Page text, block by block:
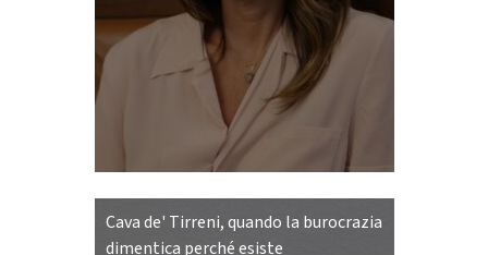
Cava de' Tirreni, quando la burocrazia
dimentica perché esiste